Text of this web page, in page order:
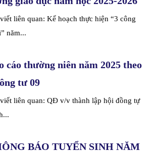
liên quan: Kế hoạch thực hiện “3 công
năm...
cáo thường niên năm 2025 theo
tư 09
liên quan: QĐ v/v thành lập hội đồng tự
BÁO TUYỂN SINH NĂM